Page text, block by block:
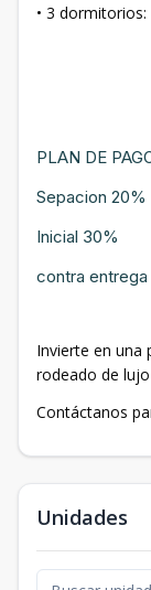
• 3 dormitorios:
PLAN DE
Sepacion 20%
Inicial 30%
contra
Invierte en una
rodeado de
Contáctanos
Unidades